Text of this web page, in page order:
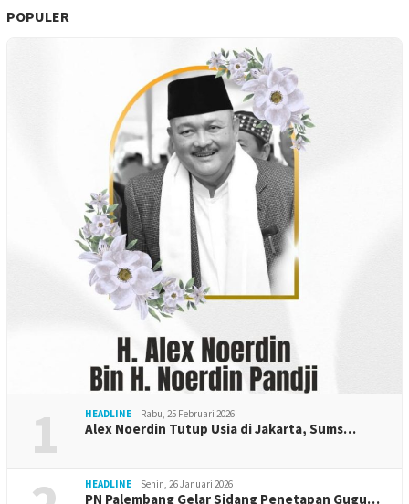
POPULER
1 HEADLINE Rabu, 25 Februari 2026
Alex Noerdin Tutup Usia di Jakarta, Sums…
HEADLINE Senin, 26 Januari 2026
PN Palembang Gelar Sidang Penetapan Gugu…